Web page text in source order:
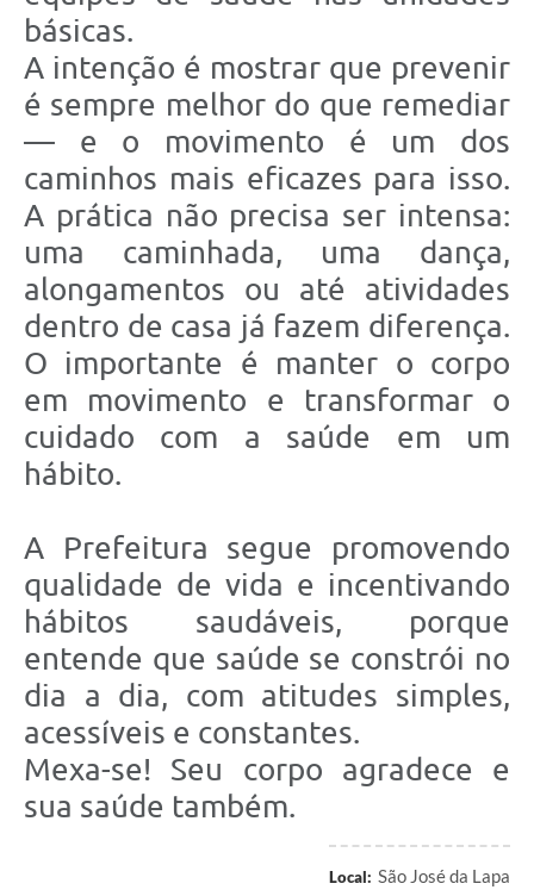
básicas.
A intenção é mostrar que prevenir
é sempre melhor do que remediar
— e o movimento é um dos
caminhos mais eficazes para isso.
A prática não precisa ser intensa:
uma caminhada, uma dança,
alongamentos ou até atividades
dentro de casa já fazem diferença.
O importante é manter o corpo
em movimento e transformar o
cuidado com a saúde em um
hábito.
A Prefeitura segue promovendo
qualidade de vida e incentivando
hábitos saudáveis, porque
entende que saúde se constrói no
dia a dia, com atitudes simples,
acessíveis e constantes.
Mexa-se! Seu corpo agradece e
sua saúde também.
Local: São José da Lapa